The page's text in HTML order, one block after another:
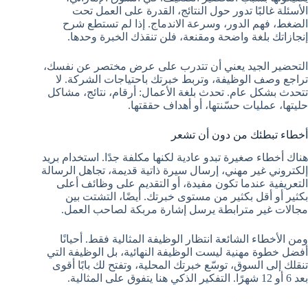
الأسئلة غالبًا تدور حول النتائج، القدرة على العمل تحت
الضغط، فهم الدور، وسرعة الاندماج. إذا لم تستطع شرح
إنجازاتك بلغة واضحة ومقنعة، فلن تنقذك الخبرة وحدها.
التحضير الجيد يعني أن تتدرب على عرض مختصر عن نفسك،
تراجع وصف الوظيفة، وتربط خبرتك باحتياجات الشركة. لا
تتحدث بشكل عام. تحدث بلغة الأعمال: أرقام، نتائج، مشاكل
حليتها، عمليات حسّنتها، أو أهداف حققتها.
أخطاء تبطئك من دون أن تشعر
هناك أخطاء صغيرة تبدو عادية لكنها مكلفة جدًا. استخدام بريد
إلكتروني غير مهني، إرسال سيرة ذاتية قديمة، تجاهل الرسالة
التعريفية عندما تكون مفيدة، أو التقديم على وظائف أعلى
بكثير أو أقل بكثير من مستوى خبرتك. أيضًا، التشتت بين
مجالات غير مترابطة يرسل إشارة مربكة لصاحب العمل.
ومن الأخطاء الشائعة انتظار الوظيفة المثالية فقط. أحيانًا
أفضل خطوة مهنية ليست الوظيفة النهائية، بل الوظيفة التي
تنقلك إلى السوق، توسّع خبرتك المحلية، وتفتح لك بابًا أقوى
بعد 6 أو 12 شهرًا. التفكير الذكي هنا يتفوق على المثالية.